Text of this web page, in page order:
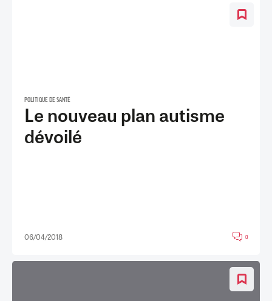
POLITIQUE DE SANTÉ
Le nouveau plan autisme
dévoilé
06/04/2018 0